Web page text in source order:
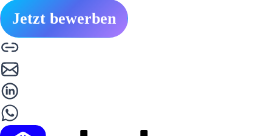
Jetzt bewerben